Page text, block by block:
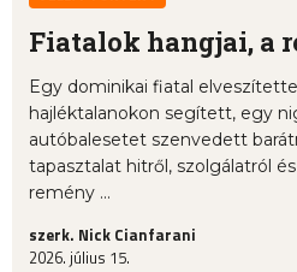
Fiatalok hangjai, a
Egy dominikai fiatal
hajléktalanokon segített, egy
autóbalesetet szenvedett
tapasztalat hitről, szolgálatról
remény ...
szerk. Nick Cianfarani
2026. július 15.